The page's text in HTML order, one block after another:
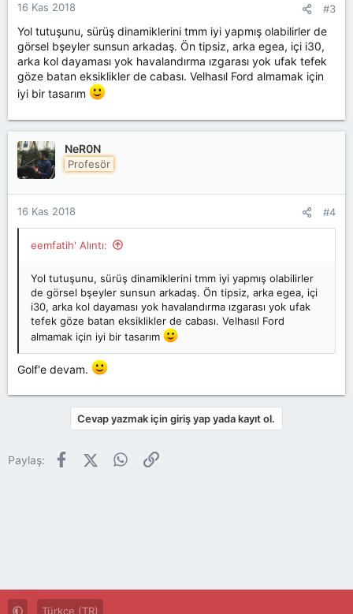
16 Kas 2018 #3
Yol tutuşunu, sürüş dinamiklerini tmm iyi yapmış olabilirler de
görsel bşeyler sunsun arkadaş. Ön tipsiz, arka egea, içi i30,
arka kol dayaması yok havalandırma ızgarası yok ufak tefek
göze batan eksiklikler de cabası. Velhasıl Ford almamak için
iyi bir tasarım
NeR0N
Profesör
16 Kas 2018 #4
eemfatih' Alıntı:
Yol tutuşunu, sürüş dinamiklerini tmm iyi yapmış olabilirler
de görsel bşeyler sunsun arkadaş. Ön tipsiz, arka egea, içi
i30, arka kol dayaması yok havalandırma ızgarası yok ufak
tefek göze batan eksiklikler de cabası. Velhasıl Ford
almamak için iyi bir tasarım
Golf'e devam.
Cevap yazmak için giriş yap yada kayıt ol.
Paylaş: FacebookX (Twitter)WhatsApp
Link
Türkçe (TR)